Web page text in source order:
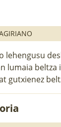
lehengusu
lumaia beltza
gutxienez